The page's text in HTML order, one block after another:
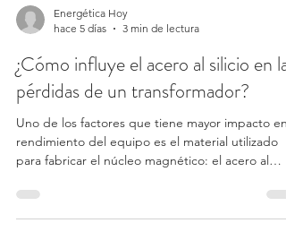
hace 5 días
3 min de lectura
¿Cómo influye el acero al silicio en las
pérdidas de un transformador?
Uno de los factores que tiene mayor impacto en
para fabricar el núcleo magnético: el acero al
silicio. La elección del tipo de acero influye